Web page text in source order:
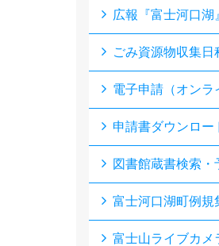
広報『富士河口湖
ごみ資源物収集日
電子申請（オンラ
申請書ダウンロー
図書館蔵書検索・
富士河口湖町例規
富士山ライブカメ